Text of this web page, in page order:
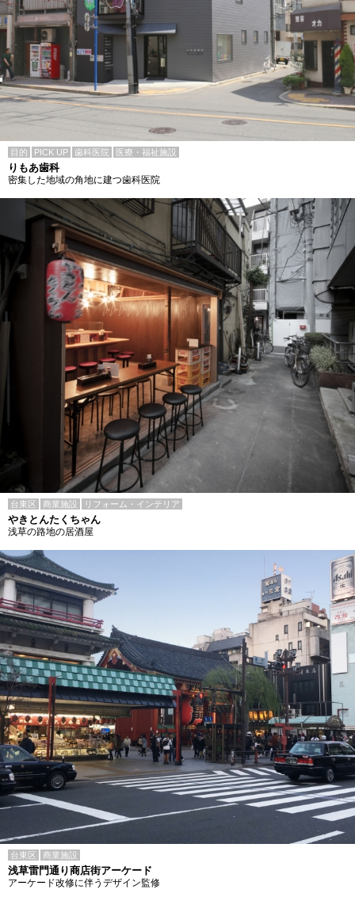
目的 PICK UP 歯科医院 医療・福祉施設
りもあ歯科
密集した地域の角地に建つ歯科医院
台東区 商業施設 リフォーム・インテリア
やきとんたくちゃん
浅草の路地の居酒屋
台東区 商業施設
浅草雷門通り商店街アーケード
アーケード改修に伴うデザイン監修